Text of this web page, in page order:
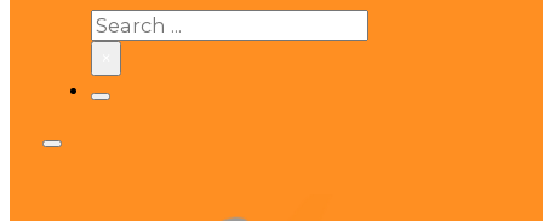
Search